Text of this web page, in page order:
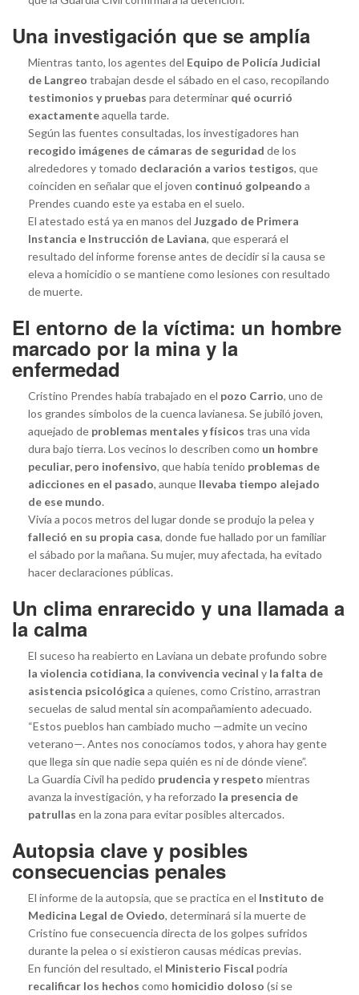
Una investigación que se amplía
Mientras tanto, los agentes del Equipo de Policía Judicial
de Langreo trabajan desde el sábado en el caso, recopilando
testimonios y pruebas para determinar qué ocurrió
exactamenteaquella tarde.
Según las fuentes consultadas, los investigadores han
recogido imágenes de cámaras de seguridad de los
alrededores y tomado declaración a varios testigos, que
coinciden en señalar que el joven continuó golpeando a
Prendes cuando este ya estaba en el suelo.
El atestado está ya en manos del Juzgado de Primera
Instancia e Instrucción de Laviana, que esperará el
resultado del informe forense antes de decidir si la causa se
eleva a homicidio o se mantiene como lesiones con resultado
de muerte.
El entorno de la víctima: un hombre
marcado por la mina y la
enfermedad
Cristino Prendes había trabajado en el pozo Carrio, uno de
los grandes símbolos de la cuenca lavianesa. Se jubiló joven,
aquejado de problemas mentales y físicos tras una vida
dura bajo tierra. Los vecinos lo describen como un hombre
peculiar, pero inofensivo, que había tenido problemas de
adicciones en el pasado, aunque llevaba tiempo alejado
de ese mundo.
Vivía a pocos metros del lugar donde se produjo la pelea y
falleció en su propia casa, donde fue hallado por un familiar
el sábado por la mañana. Su mujer, muy afectada, ha evitado
hacer declaraciones públicas.
Un clima enrarecido y una llamada a
la calma
El suceso ha reabierto en Laviana un debate profundo sobre
la violencia cotidiana, la convivencia vecinal y la falta de
asistencia psicológica a quienes, como Cristino, arrastran
secuelas de salud mental sin acompañamiento adecuado.
“Estos pueblos han cambiado mucho —admite un vecino
veterano—. Antes nos conocíamos todos, y ahora hay gente
que llega sin que nadie sepa quién es ni de dónde viene”.
La Guardia Civil ha pedido prudencia y respeto mientras
avanza la investigación, y ha reforzado la presencia de
patrullas en la zona para evitar posibles altercados.
Autopsia clave y posibles
consecuencias penales
El informe de la autopsia, que se practica en el Instituto de
Medicina Legal de Oviedo, determinará si la muerte de
Cristino fue consecuencia directa de los golpes sufridos
durante la pelea o si existieron causas médicas previas.
En función del resultado, el Ministerio Fiscal podría
recalificar los hechos como homicidio doloso (si se